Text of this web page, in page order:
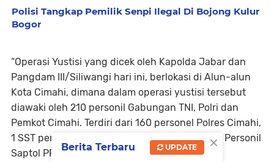
Polisi Tangkap Pemilik Senpi Ilegal Di Bojong Kulur
Bogor
“Operasi Yustisi yang dicek oleh Kapolda Jabar dan
Pangdam III/Siliwangi hari ini, berlokasi di Alun-alun
Kota Cimahi, dimana dalam operasi yustisi tersebut
diawaki oleh 210 personil Gabungan TNI, Polri dan
Pemkot Cimahi. Terdiri dari 160 personel Polres Cimahi,
1 SST personil Kodim 0609 Kota Cimahi dan 15 Personil
Saptol PP Kota Cimahi," ujarnya.
×
Berita Terbaru UPDATE